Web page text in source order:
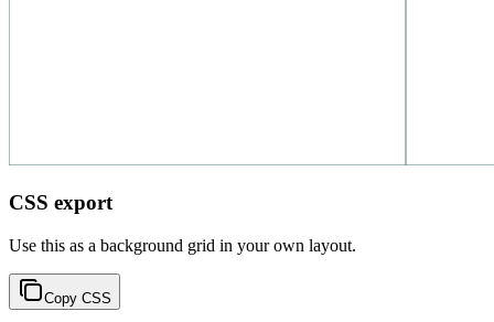
CSS export
Use this as a background grid in your own layout.
Copy CSS